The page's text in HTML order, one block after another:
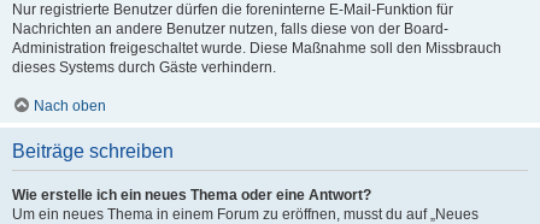
Nur registrierte Benutzer dürfen die foreninterne E-Mail-Funktion für
Nachrichten an andere Benutzer nutzen, falls diese von der Board-
Administration freigeschaltet wurde. Diese Maßnahme soll den Missbrauch
dieses Systems durch Gäste verhindern.
Nach oben
Beiträge schreiben
Wie erstelle ich ein neues Thema oder eine Antwort?
Um ein neues Thema in einem Forum zu eröffnen, musst du auf „Neues